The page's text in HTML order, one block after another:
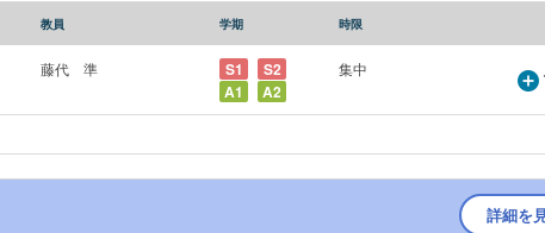
教員 学期 時限
藤代 準 S1
S2
A1
A2
集中
詳細を